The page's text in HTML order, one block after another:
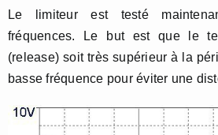
Le limiteur est testé
fréquences. Le but est que le
(release) soit très supérieur à la
basse fréquence pour éviter une